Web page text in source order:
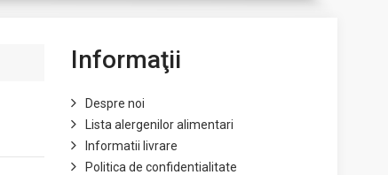
Informaţii
Despre noi
Lista alergenilor alimentari
Informatii livrare
Politica de confidentialitate